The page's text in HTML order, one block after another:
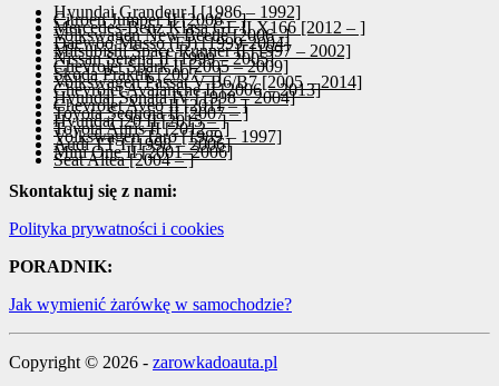
Hyundai Grandeur I [1986 – 1992]
Citroen Jumper II [2006 – ]
Mercedes-Benz Klasa GL II X166 [2012 – ]
Volkswagen New Beetle [2006 -]
Daewoo Musso (FJ) [1999-2004]
Mitsubishi Space Runner II [1997 – 2002]
Nissan Serena II [1999 – 2005]
Chevrolet Spark II [2005 – 2009]
Skoda Praktik [2007 – ]
Volkswagen Passat V B6/B7 [2005 – 2014]
Chevrolet Avalanche II [2006 – 2013]
Hyundai Sonata IV [1998 – 2004]
Chevrolet Aveo II [2011 – ]
Toyota Sequoia II [2007 – ]
Hyundai i20 II [2015 – ]
Toyota Auris II [2012 – ]
Volkswagen Taro [1989 – 1997]
Audi TT I [1998 – 2006]
Mini One II [2001–2006]
Seat Altea [2004 – ]
Skontaktuj się z nami:
Polityka prywatności i cookies
PORADNIK:
Jak wymienić żarówkę w samochodzie?
Copyright © 2026 - zarowkadoauta.pl